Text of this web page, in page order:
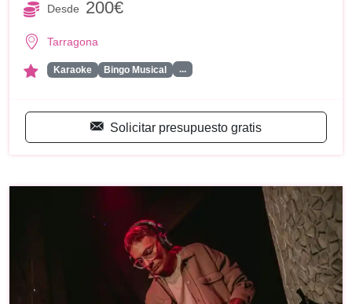
Desde 200€
Tarragona
Karaoke Bingo Musical ...
Solicitar presupuesto gratis